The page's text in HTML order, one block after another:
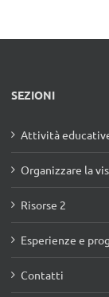
SEZIONI
Attività
Organizzare la
Risorse 2
Esperienze e
Contatti